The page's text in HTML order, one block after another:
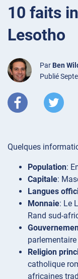
10 faits
Lesotho
Par Ben
Publié
Quelques
Population:
Capitale:
Langues
Monnaie: Le
Rand sud-
Religion
catholique
africaines